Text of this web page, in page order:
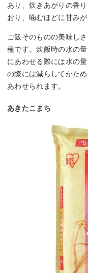
あり、炊きあがりの香
おり、噛むほどに甘み
ご飯そのものの美味し
種です。炊飯時の水の
にあわせる際には水の
の際には減らしてかた
あわせられます。
あきたこまち